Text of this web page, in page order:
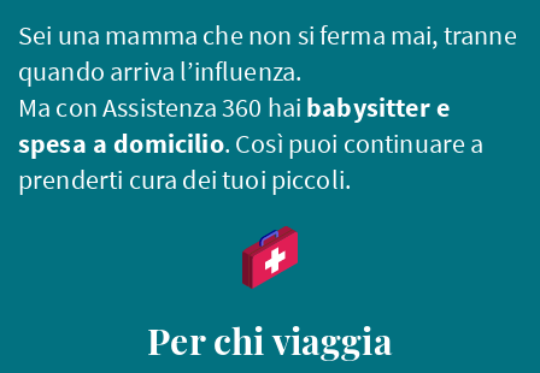
Sei una mamma che non si ferma mai, tranne
quando arriva l’influenza.
Ma con Assistenza 360 hai babysitter e
spesa a domicilio. Così puoi continuare a
prenderti cura dei tuoi piccoli.
Per chi viaggia